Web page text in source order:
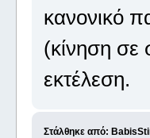
κανονικό
(κίνηση σε
εκτέλεση.
Στάλθηκε από: